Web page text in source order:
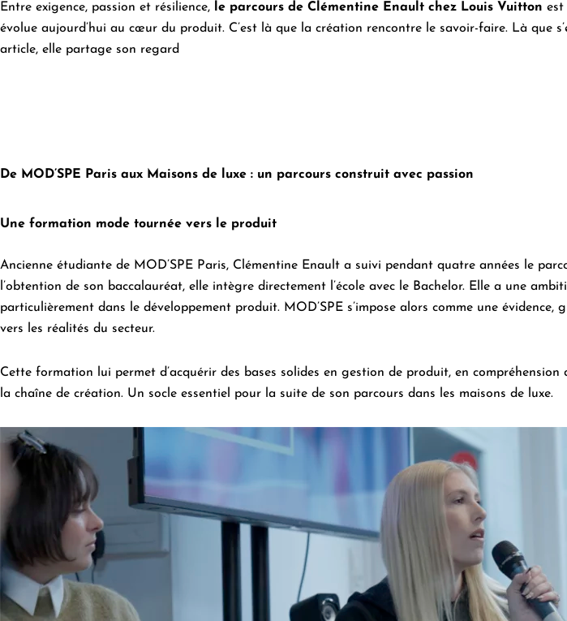
Entre exigence, passion et résilience, le parcours de Clémentine Enault chez Louis Vuitton est
évolue aujourd’hui au cœur du produit. C’est là que la création rencontre le savoir-faire. Là que
article, elle partage son regard
De MOD’SPE Paris aux Maisons de luxe : un parcours construit avec passion
Une formation mode tournée vers le produit
Ancienne étudiante de MOD’SPE Paris, Clémentine Enault a suivi pendant quatre années le
l’obtention de son baccalauréat, elle intègre directement l’école avec le Bachelor. Elle a une
particulièrement dans le développement produit. MOD’SPE s’impose alors comme une
vers les réalités du secteur.
Cette formation lui permet d’acquérir des bases solides en gestion de produit, en
la chaîne de création. Un socle essentiel pour la suite de son parcours dans les maisons de luxe.